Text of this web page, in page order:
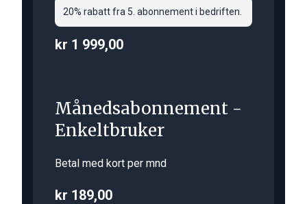
20% rabatt fra 5. abonnement i bedriften.
kr 1 999,00
Månedsabonnement -
Enkeltbruker
Betal med kort per mnd
kr 189,00